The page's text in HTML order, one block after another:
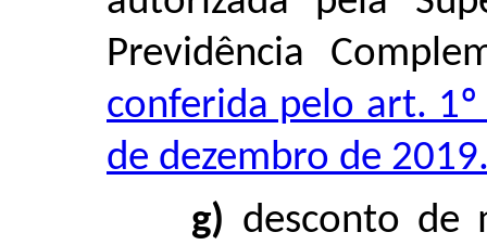
Previdência
conferida pelo art.
de dezembro de
g) desconto de